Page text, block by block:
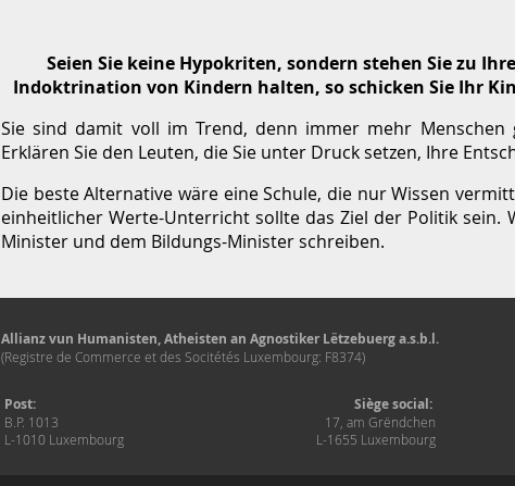
Seien Sie keine Hypokriten, sondern stehen Sie zu
Indoktrination von Kindern halten, so schicken Sie Ihr
Sie sind damit voll im Trend, denn immer mehr
Erklären Sie den Leuten, die Sie unter Druck setzen, Ihre
Die beste Alternative wäre eine Schule, die nur Wissen
einheitlicher Werte-Unterricht sollte das Ziel der Politik sein.
Minister und dem Bildungs-Minister schreiben.
Allianz vun Humanisten, Atheisten an Agnostiker Lëtzebuerg a.s.b.l.
(Registre de Commerce et des Socitétés Luxembourg: F8374)
Post:
B.P. 1013
L-1010 Luxembourg
Siège social:
17, am Grëndchen
L-1655 Luxembourg